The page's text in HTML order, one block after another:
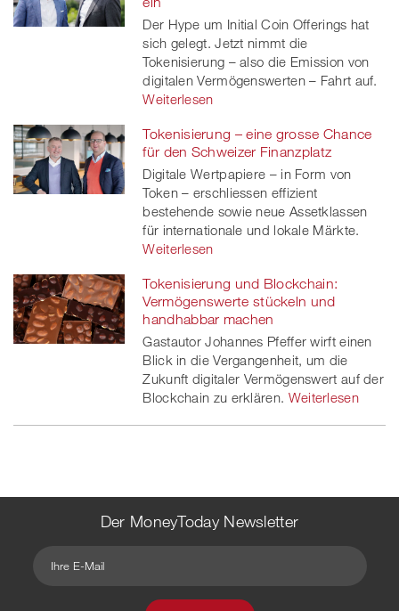
Der Hype um Initial Coin Offerings hat
sich gelegt. Jetzt nimmt die
Tokenisierung – also die Emission von
digitalen Vermögenswerten – Fahrt auf.
Weiterlesen
Tokenisierung – eine grosse Chance
für den Schweizer Finanzplatz
Digitale Wertpapiere – in Form von
Token – erschliessen effizient
bestehende sowie neue Assetklassen
für internationale und lokale Märkte.
Weiterlesen
Tokenisierung und Blockchain:
Vermögenswerte stückeln und
handhabbar machen
Gastautor Johannes Pfeffer wirft einen
Blick in die Vergangenheit, um die
Zukunft digitaler Vermögenswert auf der
Blockchain zu erklären. Weiterlesen
Der MoneyToday Newsletter